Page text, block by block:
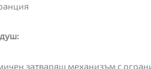
затварящ механизъм с